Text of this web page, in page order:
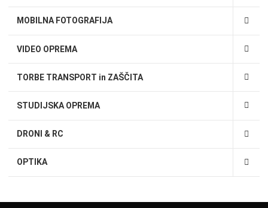
MOBILNA FOTOGRAFIJA
VIDEO OPREMA
TORBE TRANSPORT in ZAŠČITA
STUDIJSKA OPREMA
DRONI & RC
OPTIKA